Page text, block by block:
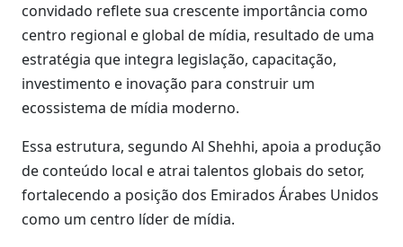
convidado reflete sua crescente importância como
centro regional e global de mídia, resultado de uma
estratégia que integra legislação, capacitação,
investimento e inovação para construir um
ecossistema de mídia moderno.
Essa estrutura, segundo Al Shehhi, apoia a produção
de conteúdo local e atrai talentos globais do setor,
fortalecendo a posição dos Emirados Árabes Unidos
como um centro líder de mídia.